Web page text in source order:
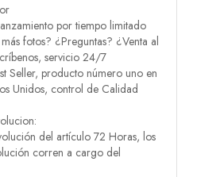
por tiempo limitado
fotos? ¿Preguntas? ¿Venta al
servicio 24/7
Seller, producto número uno en
Unidos, control de Calidad
del artículo 72 Horas, los
corren a cargo del